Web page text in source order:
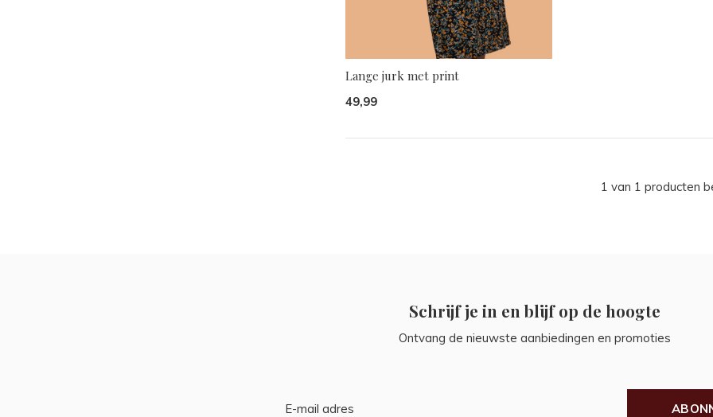
Lange jurk met print
49,99
1 van 1 producten
Schrijf je in en blijf op de hoogte
Ontvang de nieuwste aanbiedingen en promoties